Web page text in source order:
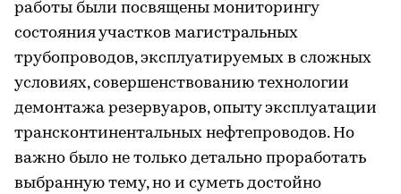
работы были посвящены мониторингу
состояния участков магистральных
трубопроводов, эксплуатируемых в сложных
условиях, совершенствованию технологии
демонтажа резервуаров, опыту эксплуатации
трансконтинентальных нефтепроводов. Но
важно было не только детально проработать
выбранную тему, но и суметь достойно